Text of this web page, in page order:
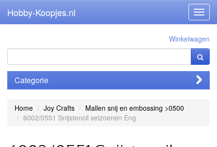
Hobby-Koopjes.nl
Winkelwagen
Categorie
Home Joy Crafts
Mallen snij en embossing >0500
6002/0551 Snijstencil seizoenen Eng.